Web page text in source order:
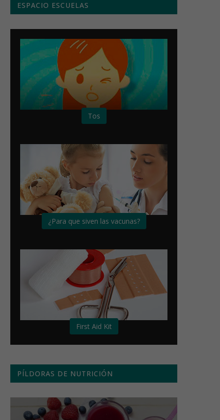
ESPACIO ESCUELAS
Tos
¿Para que siven las vacunas?
First Aid Kit
PÍLDORAS DE NUTRICIÓN